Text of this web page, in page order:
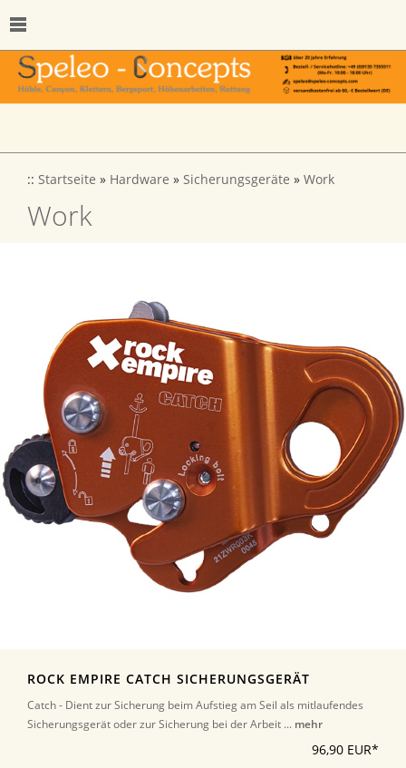
:: Startseite » Hardware » Sicherungsgeräte » Work
Work
ROCK EMPIRE CATCH SICHERUNGSGERÄT
Catch - Dient zur Sicherung beim Aufstieg am Seil als mitlaufendes
Sicherungsgerät oder zur Sicherung bei der Arbeit ... mehr
96,90 EUR*